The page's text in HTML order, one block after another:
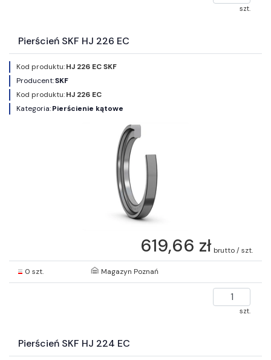
szt.
Pierścień SKF HJ 226 EC
Kod produktu:HJ 226 EC SKF
Producent:SKF
Kod produktu:HJ 226 EC
Kategoria:Pierścienie kątowe
619,66 zł brutto / szt.
0 szt. Magazyn Poznań
szt.
Pierścień SKF HJ 224 EC